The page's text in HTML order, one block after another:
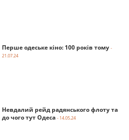
Перше одеське кіно: 100 років тому -
21.07.24
Невдалий рейд радянського флоту та
до чого тут Одеса - 14.05.24